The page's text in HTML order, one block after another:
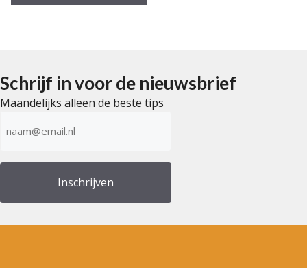
Schrijf in voor de nieuwsbrief
Maandelijks alleen de beste tips
mailadres